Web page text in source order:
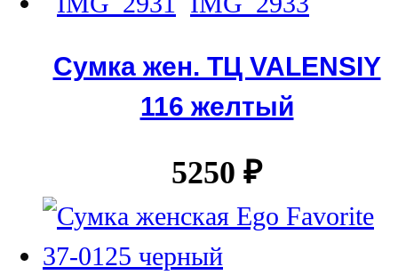
Сумка жен. ТЦ VALENSIY
116 желтый
5250 ₽